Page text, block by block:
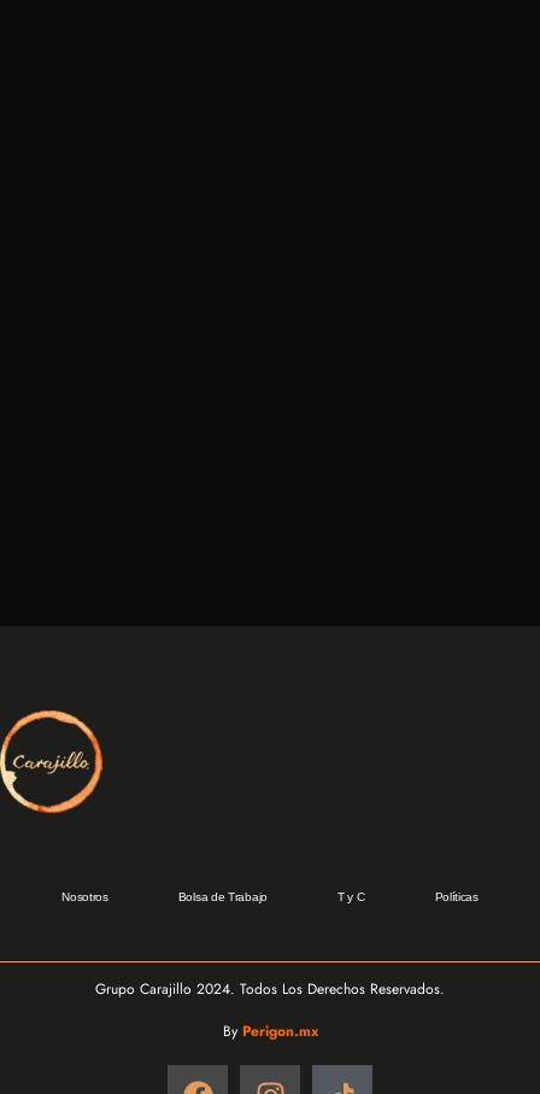
Nosotros Bolsa de Trabajo T y C Políticas
Grupo Carajillo 2024. Todos Los Derechos Reservados.
By Perigon.mx